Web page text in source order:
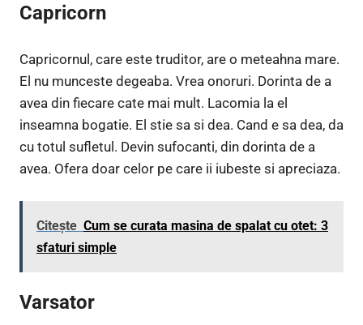
Capricorn
Capricornul, care este truditor, are o meteahna mare.
El nu munceste degeaba. Vrea onoruri. Dorinta de a
avea din fiecare cate mai mult. Lacomia la el
inseamna bogatie. El stie sa si dea. Cand e sa dea, da
cu totul sufletul. Devin sufocanti, din dorinta de a
avea. Ofera doar celor pe care ii iubeste si apreciaza.
Citește Cum se curata masina de spalat cu otet: 3
sfaturi simple
Varsator